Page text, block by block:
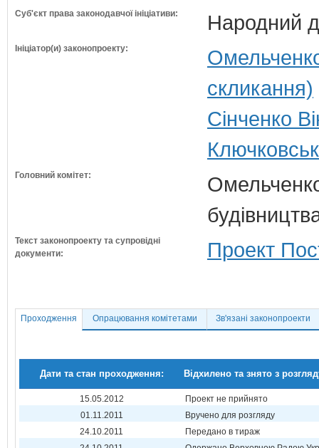
Суб'єкт права законодавчої ініціативи: Народний
Ініціатор(и) законопроекту:
скликання)
Сінченко
Головний комітет:
Текст законопроекту та супровідні
документи:
Проект
Проходження Опрацювання комітетами Зв'язані законопроекти
Дати та стан проходження: Відхилено та знято з
15.05.2012
Проект не прийнято
01.11.2011
Вручено для розгляду
24.10.2011
Передано в тираж